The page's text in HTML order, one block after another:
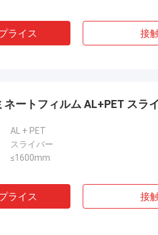
て、
ダ
に速く、業務管理者が
ライス 接
ートフィルム AL+PET スラ
AL + PET
スライバー
≤1600mm
ライス 接